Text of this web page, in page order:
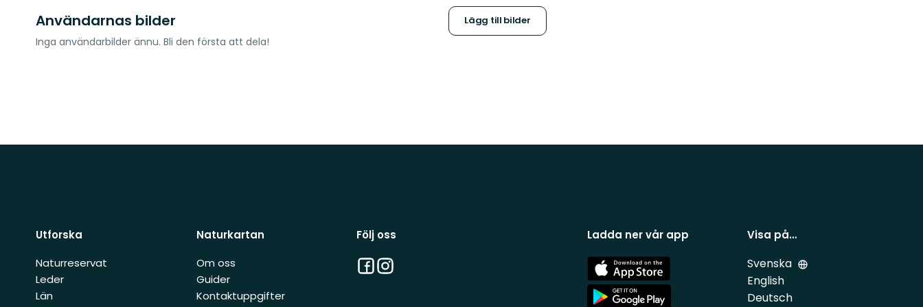
Användarnas bilder Lägg till bilder
Inga användarbilder ännu. Bli den första att dela!
Utforska
Naturreservat
Leder
Län
Naturkartan
Om oss
Guider
Kontaktuppgifter
Följ oss
Facebook
Instagram
Ladda ner vår app
App
Store
App
Visa på…
Svenska
English
Deutsch